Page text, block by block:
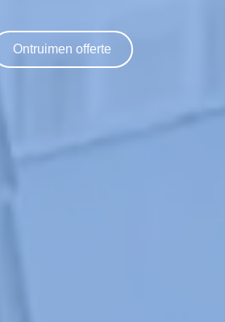
Ontruimen offerte